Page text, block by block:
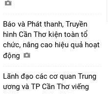
Báo và Phát thanh, Truyền
hình Cần Thơ kiện toàn tổ
chức, nâng cao hiệu quả hoạt
động
Lãnh đạo các cơ quan Trung
ương và TP Cần Thơ viếng